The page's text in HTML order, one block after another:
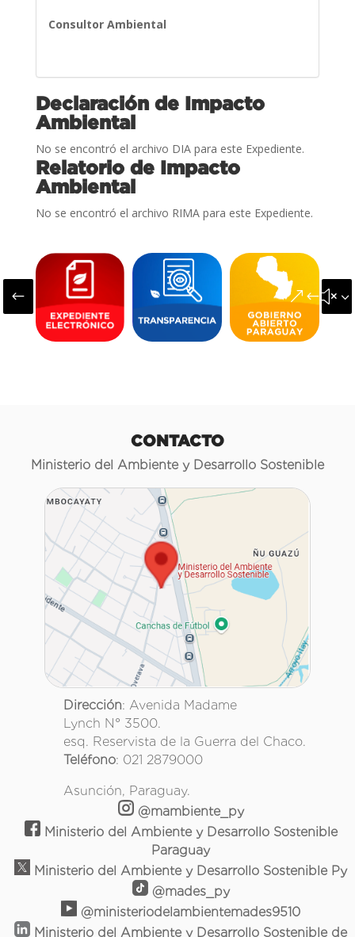
Consultor Ambiental
Declaración de Impacto
Ambiental
No se encontró el archivo DIA para este Expediente.
Relatorio de Impacto
Ambiental
No se encontró el archivo RIMA para este Expediente.
#
CONTACTO
Ministerio del Ambiente y Desarrollo Sostenible
Dirección: Avenida Madame
Lynch N° 3500.
esq. Reservista de la Guerra del Chaco.
Teléfono: 021 2879000
Asunción, Paraguay.
@mambiente_py
Ministerio del Ambiente y Desarrollo Sostenible
Paraguay
Ministerio del Ambiente y Desarrollo Sostenible Py
@mades_py
@ministeriodelambientemades9510
Ministerio del Ambiente y Desarrollo Sostenible de